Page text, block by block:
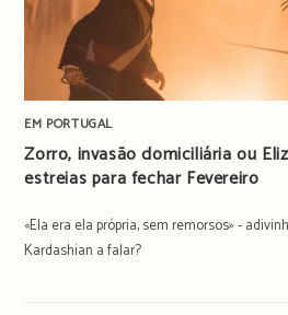
EM PORTUGAL
Zorro, invasão domiciliária ou
estreias para fechar Fevereiro
«Ela era ela própria, sem remorsos» -
Kardashian a falar?